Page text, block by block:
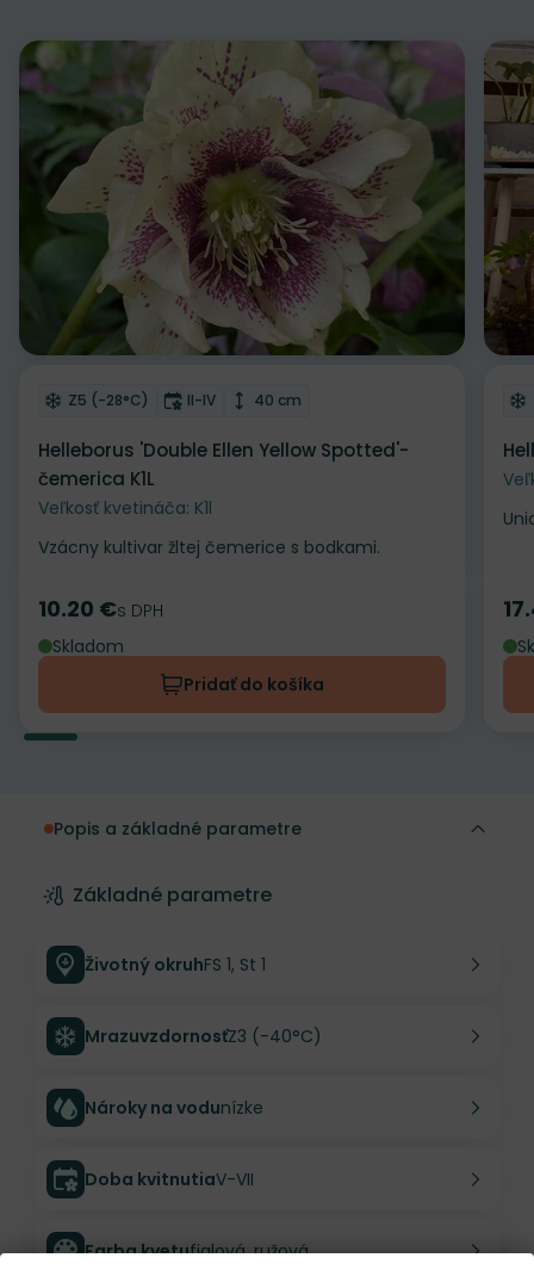
Odober do zoznamu želaní
Mrazuvzdornosť
Z5 (-28°C) Doba kvitnutia
II-IV Výška rastliny
40 cm
Helleborus 'Double Ellen Yellow Spotted'-
čemerica K1L
Veľkosť kvetináča: K1l
Vzácny kultivar žltej čemerice s bodkami.
Cena
10.20 €s DPH
Skladom
Pridať do košíka
Popis a základné parametre
Základné parametre
Životný okruhFS 1, St 1
MrazuvzdornosťZ3 (-40°C)
Nároky na vodunízke
Doba kvitnutiaV-VII
Farba kvetufialová, ružová